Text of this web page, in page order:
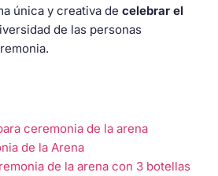
única y creativa de celebrar el
de las personas
ceremonia de la arena
de la Arena
de la arena con 3 botellas